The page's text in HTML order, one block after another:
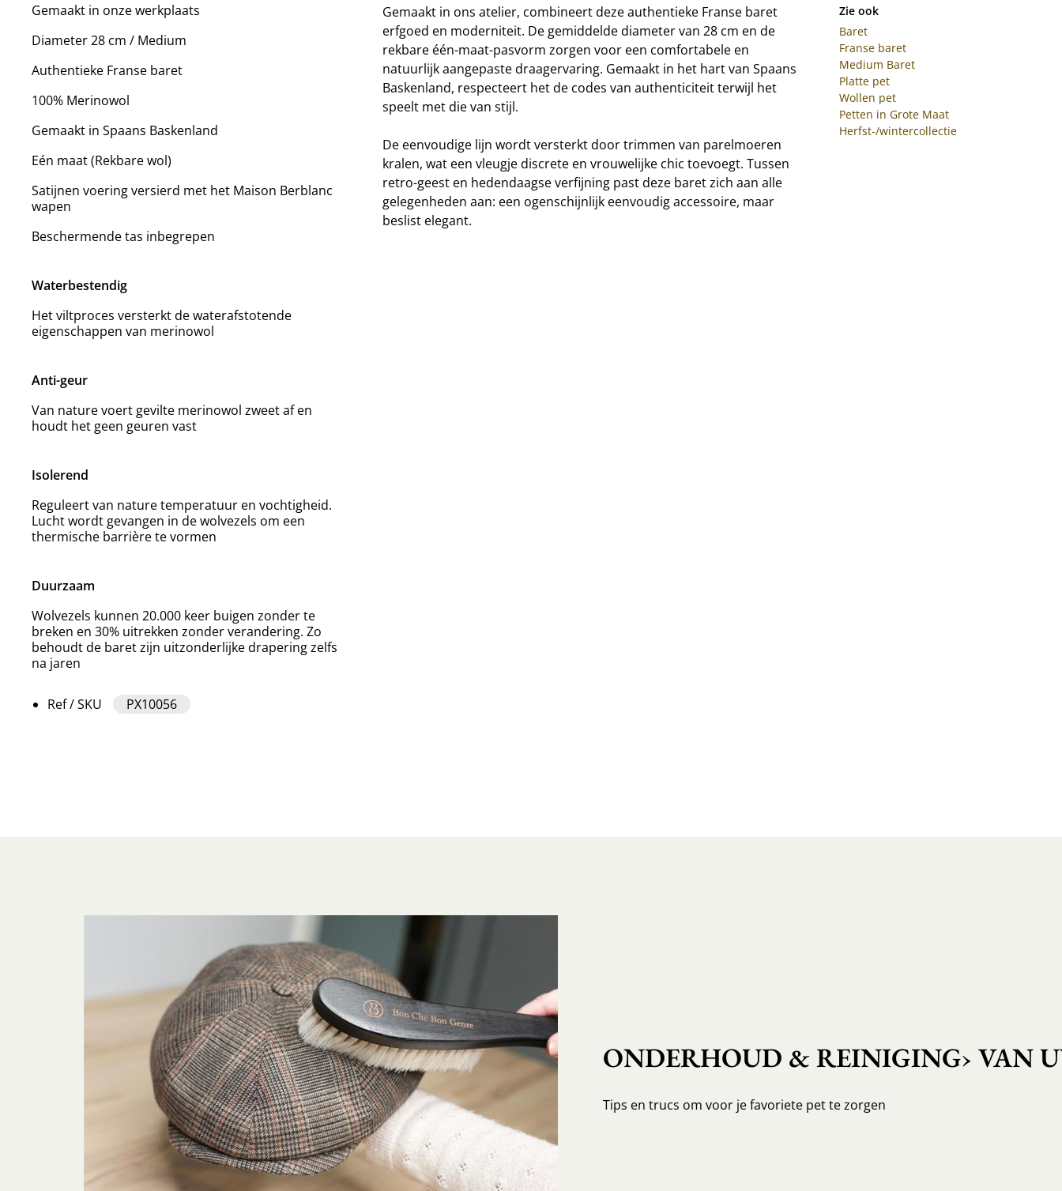
Gemaakt in onze werkplaats
Diameter 28 cm / Medium
Authentieke Franse baret
100% Merinowol
Gemaakt in Spaans Baskenland
Eén maat (Rekbare wol)
Satijnen voering versierd met het Maison Berblanc
wapen
Beschermende tas inbegrepen
Waterbestendig
Het viltproces versterkt de waterafstotende
eigenschappen van merinowol
Anti-geur
Van nature voert gevilte merinowol zweet af en
houdt het geen geuren vast
Isolerend
Reguleert van nature temperatuur en vochtigheid.
Lucht wordt gevangen in de wolvezels om een
thermische barrière te vormen
Duurzaam
Wolvezels kunnen 20.000 keer buigen zonder te
breken en 30% uitrekken zonder verandering. Zo
behoudt de baret zijn uitzonderlijke drapering zelfs
na jaren
Ref / SKU PX10056
Gemaakt in ons atelier, combineert deze authentieke Franse baret
erfgoed en moderniteit. De gemiddelde diameter van 28 cm en de
rekbare één-maat-pasvorm zorgen voor een comfortabele en
natuurlijk aangepaste draagervaring. Gemaakt in het hart van Spaans
Baskenland, respecteert het de codes van authenticiteit terwijl het
speelt met die van stijl.
De eenvoudige lijn wordt versterkt door trimmen van parelmoeren
kralen, wat een vleugje discrete en vrouwelijke chic toevoegt. Tussen
retro-geest en hedendaagse verfijning past deze baret zich aan alle
gelegenheden aan: een ogenschijnlijk eenvoudig accessoire, maar
beslist elegant.
Zie ook
Baret
Franse baret
Medium Baret
Platte pet
Wollen pet
Petten in Grote Maat
Herfst-/wintercollectie
ONDERHOUD & REINIGING› VAN
Tips en trucs om voor je favoriete pet te zorgen